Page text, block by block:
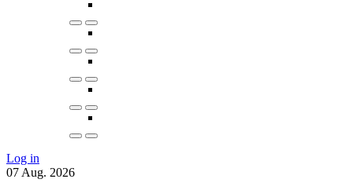
Log in
07 Aug. 2026